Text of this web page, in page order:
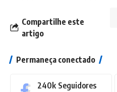
Compartilhe este
artigo
Permaneça conectado
240k Seguidores